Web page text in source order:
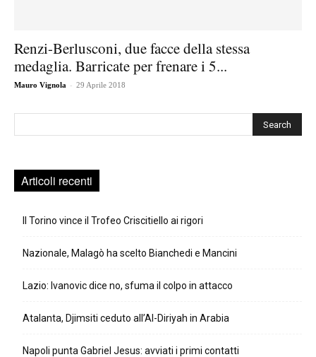
Renzi-Berlusconi, due facce della stessa
medaglia. Barricate per frenare i 5...
Mauro Vignola - 29 Aprile 2018
Articoli recenti
Il Torino vince il Trofeo Criscitiello ai rigori
Nazionale, Malagò ha scelto Bianchedi e Mancini
Lazio: Ivanovic dice no, sfuma il colpo in attacco
Atalanta, Djimsiti ceduto all’Al-Diriyah in Arabia
Napoli punta Gabriel Jesus: avviati i primi contatti